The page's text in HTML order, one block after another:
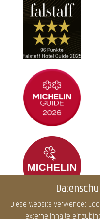
Diese Website verwendet
externe Inhalte